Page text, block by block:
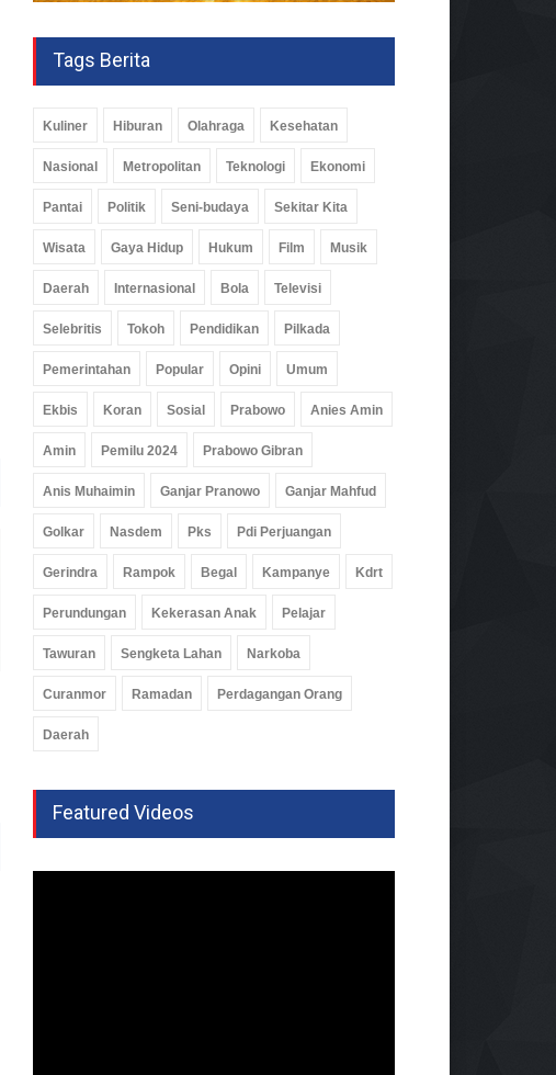
Dispar Pesawaran Jajaki
Daerah 02 Agu 2026, 275 Views
Tags Berita
Kuliner Hiburan Olahraga Kesehatan
Nasional Metropolitan Teknologi Ekonomi
Pantai Politik Seni-budaya Sekitar Kita
Wisata Gaya Hidup Hukum Film Musik
Daerah Internasional Bola Televisi
Selebritis Tokoh Pendidikan Pilkada
Pemerintahan Popular Opini Umum
Ekbis Koran Sosial Prabowo Anies Amin
Amin Pemilu 2024 Prabowo Gibran
Anis Muhaimin Ganjar Pranowo Ganjar Mahfud
Golkar Nasdem Pks Pdi Perjuangan
Gerindra Rampok Begal Kampanye Kdrt
Perundungan Kekerasan Anak Pelajar
Tawuran Sengketa Lahan Narkoba
Curanmor Ramadan Perdagangan Orang
Daerah
Featured Videos